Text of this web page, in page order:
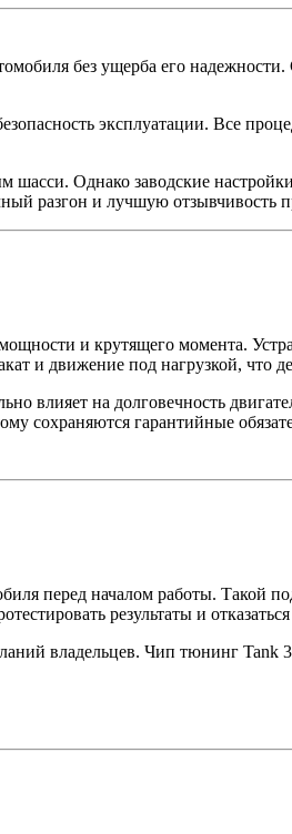
без ущерба его
эксплуатации. Все
Однако заводские
разгон и лучшую отзывчивость
и крутящего момента.
и движение под нагрузкой, что
влияет на долговечность
сохраняются гарантийные
перед началом работы. Такой
результаты и
владельцев. Чип тюнинг Tank